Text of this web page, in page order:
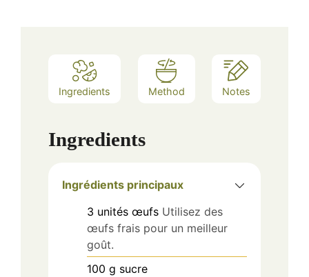
Ingredients Method Notes
Ingredients
Ingrédients principaux
3 unités œufs Utilisez des
œufs frais pour un meilleur
goût.
100 g sucre